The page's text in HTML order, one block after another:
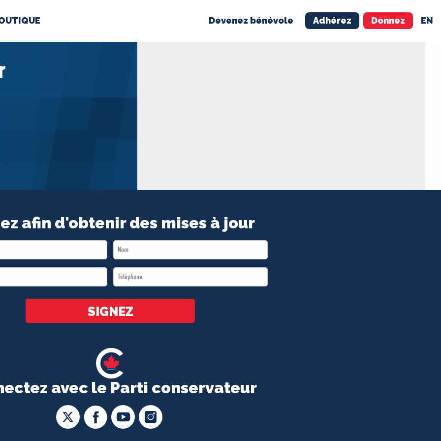
Devenez bénévole Adhérez Donnez EN
constitutifs
MÉDIAS
avec le Parti conservateur
afin d'obtenir des mises à jour
Last
Name
Téléphone
*
SIGNEZ